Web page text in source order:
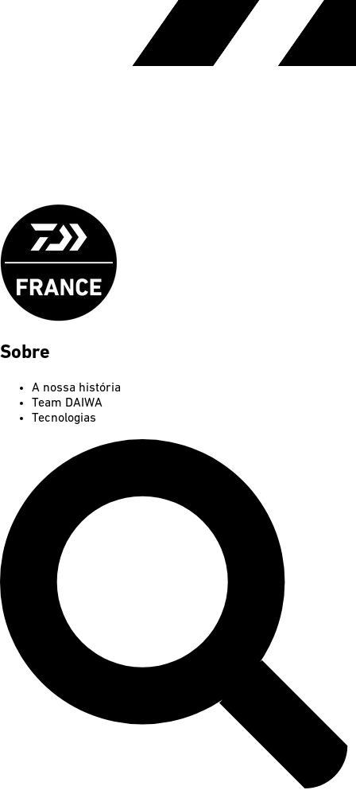
Sobre
A nossa história
Team DAIWA
Tecnologias